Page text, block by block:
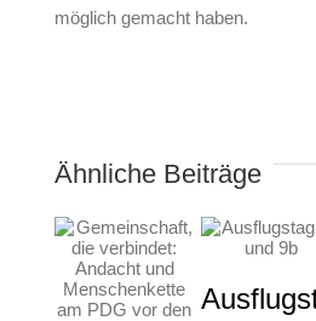
möglich gemacht haben.
Ähnliche Beiträge